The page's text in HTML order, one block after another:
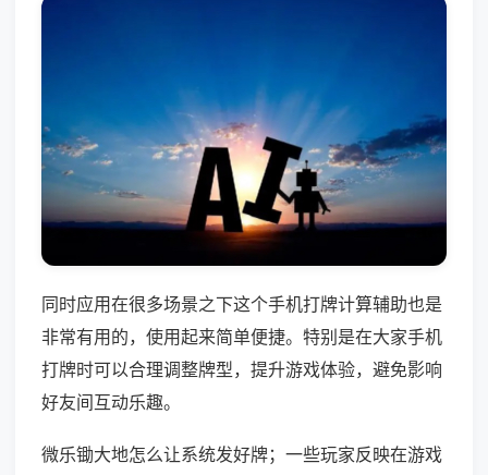
同时应用在很多场景之下这个手机打牌计算辅助也是
非常有用的，使用起来简单便捷。特别是在大家手机
打牌时可以合理调整牌型，提升游戏体验，避免影响
好友间互动乐趣。
微乐锄大地怎么让系统发好牌；一些玩家反映在游戏